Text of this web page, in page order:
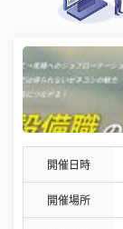
開催日時
開催場所